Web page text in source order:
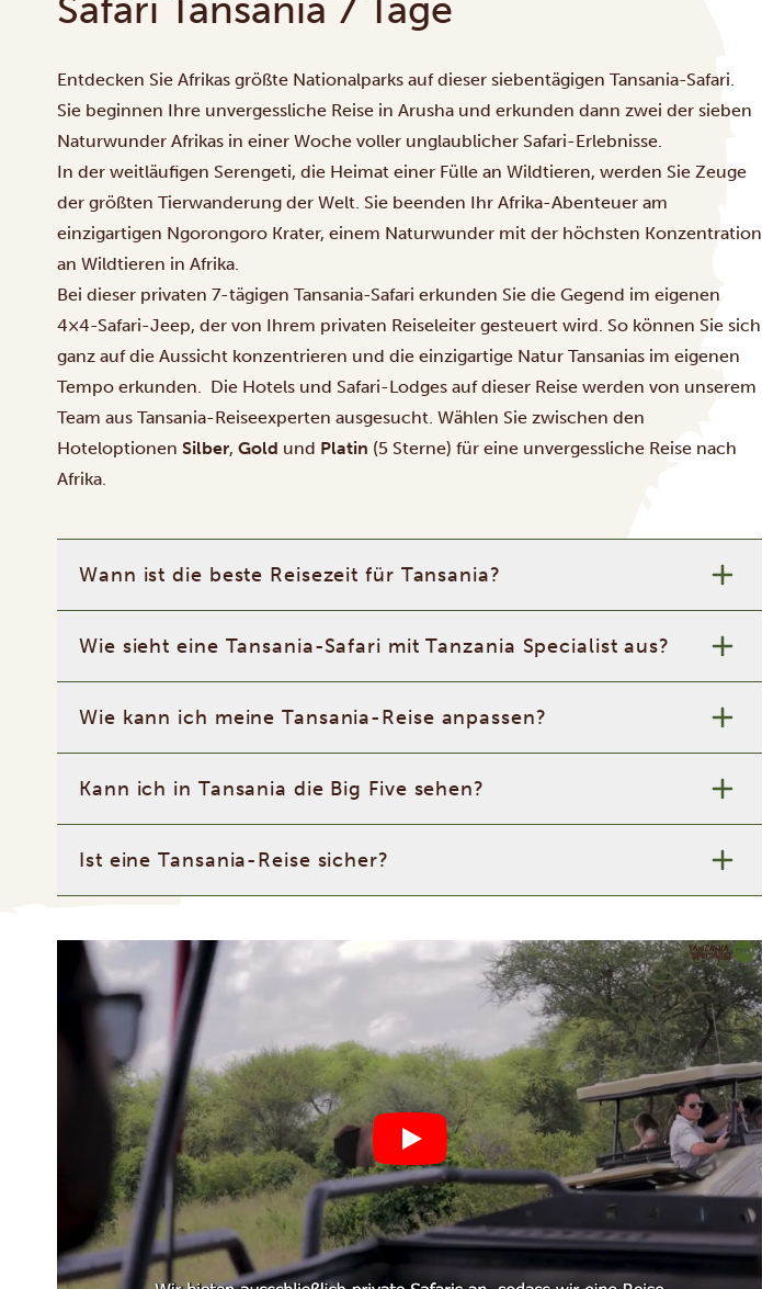
Entdecken Sie Afrikas größte Nationalparks auf dieser siebentägigen Tansania-Safari.
Sie beginnen Ihre unvergessliche Reise in Arusha und erkunden dann zwei der sieben
Naturwunder Afrikas in einer Woche voller unglaublicher Safari-Erlebnisse.
In der weitläufigen Serengeti, die Heimat einer Fülle an Wildtieren, werden Sie Zeuge
der größten Tierwanderung der Welt. Sie beenden Ihr Afrika-Abenteuer am
einzigartigen Ngorongoro Krater, einem Naturwunder mit der höchsten Konzentration
an Wildtieren in Afrika.
Bei dieser privaten 7-tägigen Tansania-Safari erkunden Sie die Gegend im eigenen
4×4-Safari-Jeep, der von Ihrem privaten Reiseleiter gesteuert wird. So können Sie sich
ganz auf die Aussicht konzentrieren und die einzigartige Natur Tansanias im eigenen
Tempo erkunden. Die Hotels und Safari-Lodges auf dieser Reise werden von unserem
Team aus Tansania-Reiseexperten ausgesucht. Wählen Sie zwischen den
Hoteloptionen Silber, Gold und Platin (5 Sterne) für eine unvergessliche Reise nach
Afrika.
Wann ist die beste Reisezeit für Tansania?
Wie sieht eine Tansania-Safari mit Tanzania Specialist aus?
Wie kann ich meine Tansania-Reise anpassen?
Kann ich in Tansania die Big Five sehen?
Ist eine Tansania-Reise sicher?